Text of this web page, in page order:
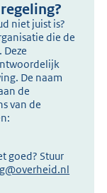
niet juist is?
die de
De naam
de
van de
goed? Stuur